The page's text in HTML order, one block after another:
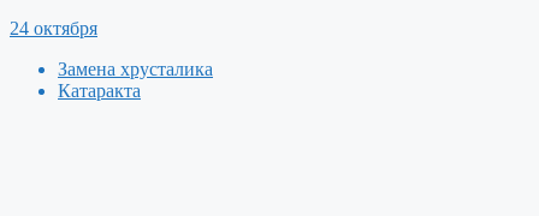
24 октября
Замена хрусталика
Катаракта